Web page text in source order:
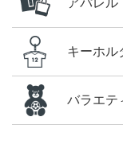
アパレル
キーホル
バラエテ